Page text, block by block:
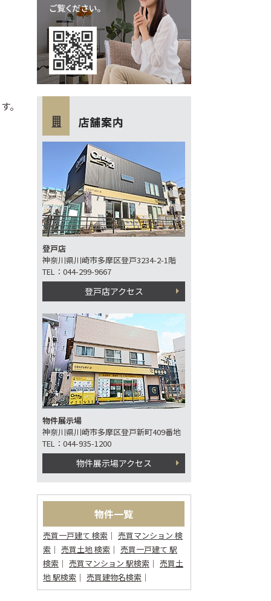
登戸店
神奈川県川崎市多摩区登戸3234-2-1階
TEL：044-299-9667
登戸店アクセス
物件展示場
神奈川県川崎市多摩区登戸新町409番地
TEL：044-935-1200
物件展示場アクセス
物件一覧
売買一戸建て 検索
売買マンション 検
索
売買土地 検索
売買一戸建て 駅
検索
売買マンション 駅検索
売買土
地 駅検索
売買建物名検索